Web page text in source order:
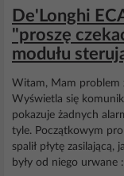
De'Longhi
"proszę
modułu
Witam, Mam problem
Wyświetla się
pokazuje żadnych
tyle. Początkowym
spalił płytę zasilającą,
były od niego urwane